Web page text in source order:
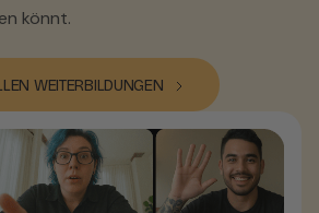
könnt.
WEITERBILDUNGEN